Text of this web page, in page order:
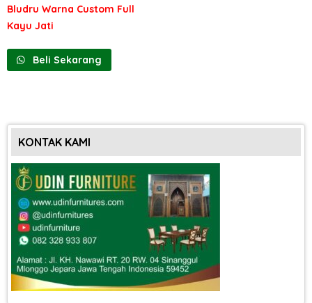
Bludru Warna Custom Full
Kayu Jati
Beli Sekarang
KONTAK KAMI